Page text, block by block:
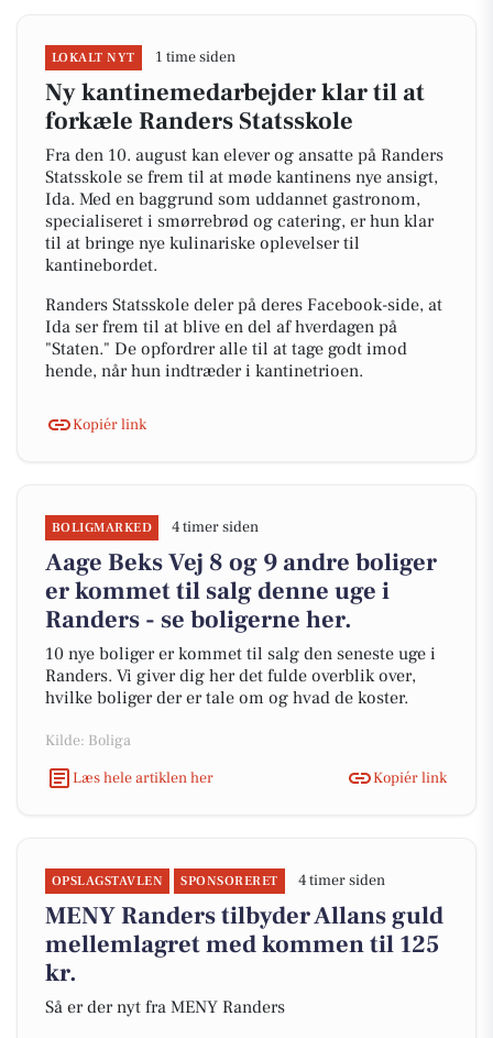
LOKALT NYT 1 time siden
Ny kantinemedarbejder klar til at
forkæle Randers Statsskole
Fra den 10. august kan elever og ansatte på Randers
Statsskole se frem til at møde kantinens nye ansigt,
Ida. Med en baggrund som uddannet gastronom,
specialiseret i smørrebrød og catering, er hun klar
til at bringe nye kulinariske oplevelser til
kantinebordet.
Randers Statsskole deler på deres Facebook-side, at
Ida ser frem til at blive en del af hverdagen på
"Staten." De opfordrer alle til at tage godt imod
hende, når hun indtræder i kantinetrioen.
Kopiér link
BOLIGMARKED 4 timer siden
Aage Beks Vej 8 og 9 andre boliger
er kommet til salg denne uge i
Randers - se boligerne her.
10 nye boliger er kommet til salg den seneste uge i
Randers. Vi giver dig her det fulde overblik over,
hvilke boliger der er tale om og hvad de koster.
Kilde: Boliga
Læs hele artiklen her
Kopiér link
OPSLAGSTAVLEN SPONSORERET 4 timer siden
MENY Randers tilbyder Allans guld
mellemlagret med kommen til 125
kr.
Så er der nyt fra MENY Randers